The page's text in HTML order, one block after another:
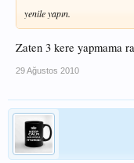
yenile yapın.
Zaten 3 kere yapmama
29 Ağustos 2010